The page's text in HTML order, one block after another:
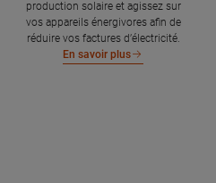
production solaire et agissez sur
vos appareils énergivores afin de
réduire vos factures d’électricité.
En savoir plus